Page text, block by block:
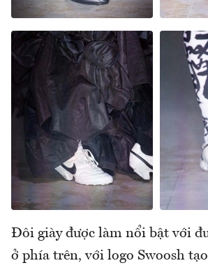
Đôi giày được làm nổi bật với
ở phía trên, với logo Swoosh